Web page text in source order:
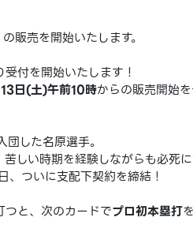
販売を開始いたします。
受付を開始いたします！
日(土)午前10時からの販売開始を
した名原選手。
しい時期を経験しながらも必死に
ついに支配下契約を締結！
つと、次のカードでプロ初本塁打